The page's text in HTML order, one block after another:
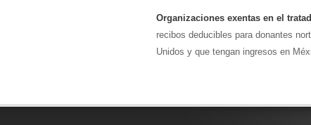
Organizaciones exentas en el
recibos deducibles para donantes
Unidos y que tengan ingresos en